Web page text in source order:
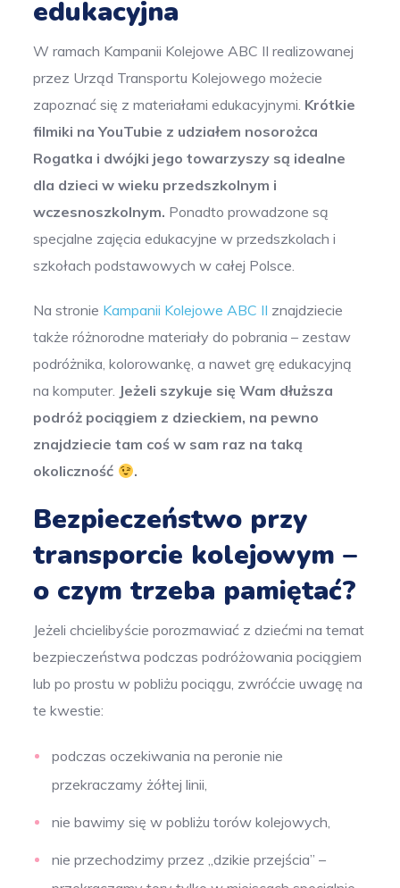
edukacyjna
W ramach Kampanii Kolejowe ABC II realizowanej
przez Urząd Transportu Kolejowego możecie
zapoznać się z materiałami edukacyjnymi. Krótkie
filmiki na YouTubie z udziałem nosorożca
Rogatka i dwójki jego towarzyszy są idealne
dla dzieci w wieku przedszkolnym i
wczesnoszkolnym. Ponadto prowadzone są
specjalne zajęcia edukacyjne w przedszkolach i
szkołach podstawowych w całej Polsce.
Na stronie Kampanii Kolejowe ABC II znajdziecie
także różnorodne materiały do pobrania – zestaw
podróżnika, kolorowankę, a nawet grę edukacyjną
na komputer. Jeżeli szykuje się Wam dłuższa
podróż pociągiem z dzieckiem, na pewno
znajdziecie tam coś w sam raz na taką
okoliczność
.
Bezpieczeństwo przy
transporcie kolejowym –
o czym trzeba pamiętać?
Jeżeli chcielibyście porozmawiać z dziećmi na temat
bezpieczeństwa podczas podróżowania pociągiem
lub po prostu w pobliżu pociągu, zwróćcie uwagę na
te kwestie:
podczas oczekiwania na peronie nie
przekraczamy żółtej linii,
nie bawimy się w pobliżu torów kolejowych,
nie przechodzimy przez „dzikie przejścia” –